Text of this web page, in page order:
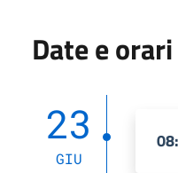
Date e orari
23
GIU